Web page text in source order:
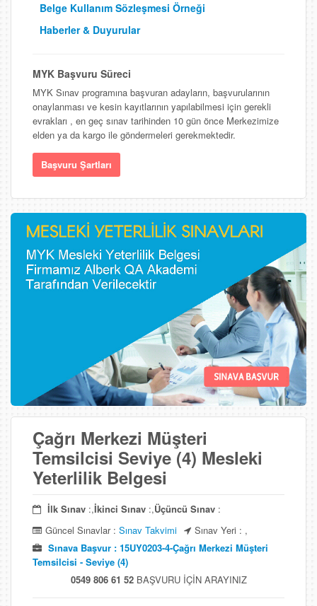
Belge Kullanım Sözleşmesi Örneği
Haberler & Duyurular
MYK Başvuru Süreci
MYK Sınav programına başvuran adayların, başvurularının
onaylanması ve kesin kayıtlarının yapılabilmesi için gerekli
evrakları , en geç sınav tarihinden 10 gün önce Merkezimize
elden ya da kargo ile göndermeleri gerekmektedir.
Başvuru Şartları
Çağrı Merkezi Müşteri
Temsilcisi Seviye (4) Mesleki
Yeterlilik Belgesi
İlk Sınav :,İkinci Sınav :,Üçüncü Sınav :
Güncel Sınavlar :Sınav Takvimi
Sınav Yeri : ,
Sınava Başvur : 15UY0203-4-Çağrı Merkezi Müşteri
Temsilcisi - Seviye (4)
0549 806 61 52BAŞVURU İÇİN ARAYINIZ